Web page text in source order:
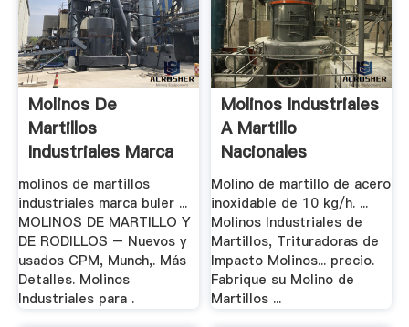
Molinos De
Martillos
Industriales Marca
Buler
molinos de martillos
industriales marca buler ...
MOLINOS DE MARTILLO Y
DE RODILLOS – Nuevos y
usados CPM, Munch,. Más
Detalles. Molinos
Industriales para .
Molinos Industriales
A Martillo
Nacionales
Molino de martillo de acero
inoxidable de 10 kg/h. ...
Molinos Industriales de
Martillos, Trituradoras de
Impacto Molinos... precio.
Fabrique su Molino de
Martillos ...